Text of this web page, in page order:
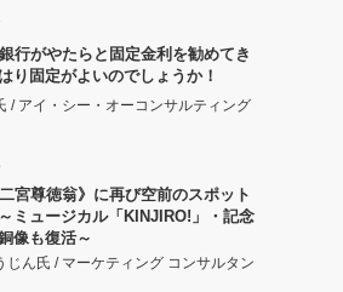
行がやたらと固定金利を勧めてき
り固定がよいのでしょうか！
/ アイ・シー・オーコンサルティング
宮尊徳翁》に再び空前のスポット
ミュージカル「KINJIRO!」・記念
像も復活～
じん氏 / マーケティング コンサルタン